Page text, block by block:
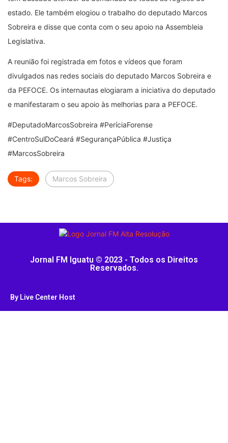
estado. Ele também elogiou o trabalho do deputado Marcos
Sobreira e disse que conta com o seu apoio na Assembleia
Legislativa.
A reunião foi registrada em fotos e vídeos que foram
divulgados nas redes sociais do deputado Marcos Sobreira e
da PEFOCE. Os internautas elogiaram a iniciativa do deputado
e manifestaram o seu apoio às melhorias para a PEFOCE.
#DeputadoMarcosSobreira #PeríciaForense
#CentroSulDoCeará #SegurançaPública #Justiça
#MarcosSobreira
Tags: Marcos Sobreira
Jornal FM Iguatu © 2023 - Todos os Direitos
Reservados.
By Live Center Host